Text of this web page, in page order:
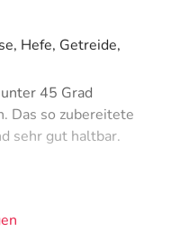
Hefe, Getreide,
45 Grad
Das so zubereitete
sehr gut haltbar.